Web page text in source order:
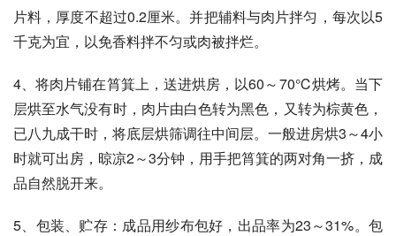
片料，厚度不超过0.2厘米。并把辅料与肉片拌匀，每次以5
千克为宜，以免香料拌不匀或肉被拌烂。
4、将肉片铺在筲箕上，送进烘房，以60～70℃烘烤。当下
层烘至水气没有时，肉片由白色转为黑色，又转为棕黄色，
已八九成干时，将底层烘筛调往中间层。一般进房烘3～4小
时就可出房，晾凉2～3分钟，用手把筲箕的两对角一挤，成
品自然脱开来。
5、包装、贮存：成品用纱布包好，出品率为23～31%。包